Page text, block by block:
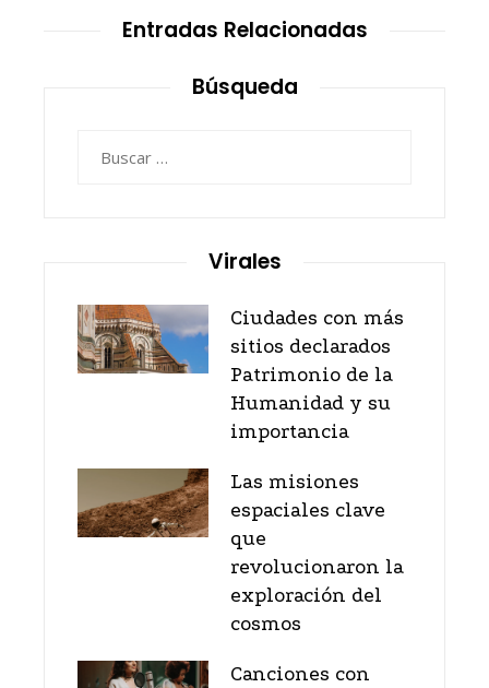
Entradas Relacionadas
Búsqueda
Virales
Ciudades con más
sitios declarados
Patrimonio de la
Humanidad y su
importancia
Las misiones
espaciales clave
que
revolucionaron la
exploración del
cosmos
Canciones con